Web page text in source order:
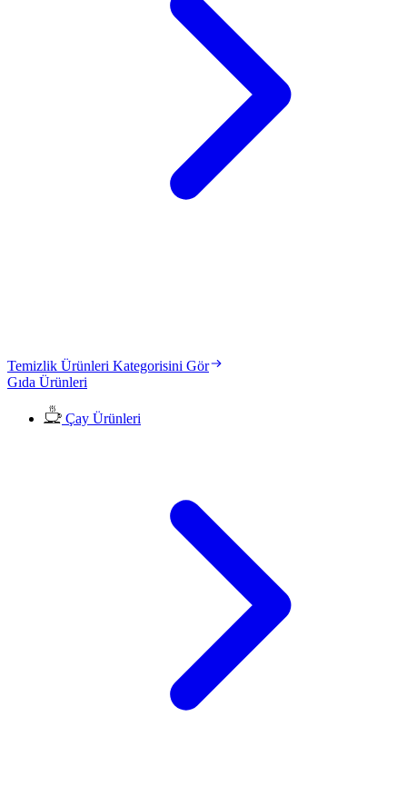
Temizlik Ürünleri Kategorisini Gör
Gıda Ürünleri
Çay Ürünleri